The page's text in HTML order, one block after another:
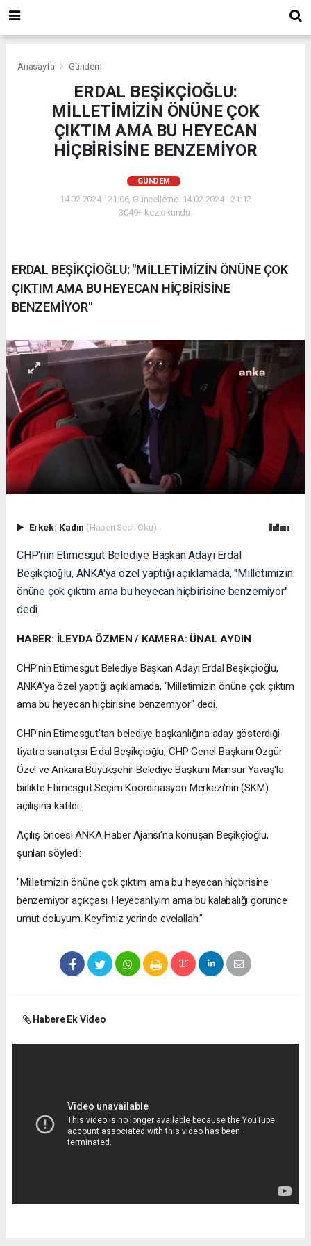
Anasayfa Gündem
ERDAL BEŞİKÇİOĞLU:
MİLLETİMİZİN ÖNÜNE ÇOK
ÇIKTIM AMA BU HEYECAN
HİÇBİRİSİNE BENZEMİYOR
GÜNDEM
14.02.2024 - 21:06, Güncelleme: 14.02.2024 - 21:12
3049+ kez okundu.
ERDAL BEŞİKÇİOĞLU: "MİLLETİMİZİN ÖNÜNE ÇOK
ÇIKTIM AMA BU HEYECAN HİÇBİRİSİNE
BENZEMİYOR"
Erkek| Kadın (Haberi Sesli Oku)
CHP'nin Etimesgut Belediye Başkan Adayı Erdal
Beşikçioğlu, ANKA'ya özel yaptığı açıklamada, "Milletimizin
önüne çok çıktım ama bu heyecan hiçbirisine benzemiyor"
dedi.
HABER: İLEYDA ÖZMEN / KAMERA: ÜNAL AYDIN
CHP'nin Etimesgut Belediye Başkan Adayı Erdal Beşikçioğlu,
ANKA'ya özel yaptığı açıklamada, "Milletimizin önüne çok çıktım
ama bu heyecan hiçbirisine benzemiyor" dedi.
CHP'nin Etimesgut'tan belediye başkanlığına aday gösterdiği
tiyatro sanatçısı Erdal Beşikçioğlu, CHP Genel Başkanı Özgür
Özel ve Ankara Büyükşehir Belediye Başkanı Mansur Yavaş'la
birlikte Etimesgut Seçim Koordinasyon Merkezi'nin (SKM)
açılışına katıldı.
Açılış öncesi ANKA Haber Ajansı'na konuşan Beşikçioğlu,
şunları söyledi:
"Milletimizin önüne çok çıktım ama bu heyecan hiçbirisine
benzemiyor açıkçası. Heyecanlıyım ama bu kalabalığı görünce
umut doluyum. Keyfimiz yerinde evelallah."
Habere Ek Video